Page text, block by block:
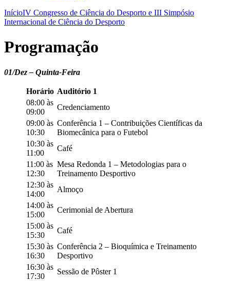
InícioIV Congresso de Ciência do Desporto e III Simpósio
Internacional de Ciência do Desporto
Programação
01/Dez – Quinta-Feira
Horário Auditório 1
08:00 às
09:00
Credenciamento
09:00 às
10:30
Conferência 1 – Contribuições Científicas da
Biomecânica para o Futebol
10:30 às
11:00
Café
11:00 às
12:30
Mesa Redonda 1 – Metodologias para o
Treinamento Desportivo
12:30 às
14:00
Almoço
14:00 às
15:00
Cerimonial de Abertura
15:00 às
15:30
Café
15:30 às
16:30
Conferência 2 – Bioquímica e Treinamento
Desportivo
16:30 às
17:30
Sessão de Pôster 1